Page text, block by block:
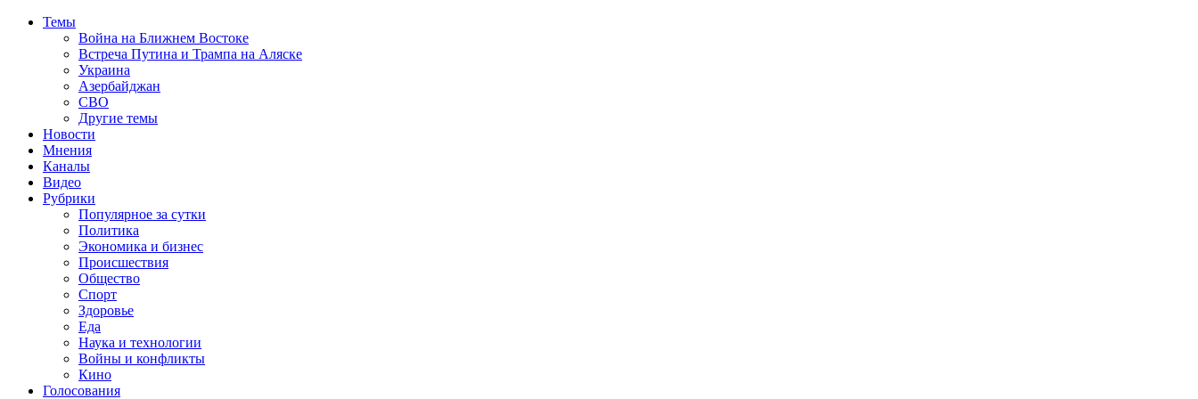
Темы
Война на Ближнем Востоке
Встреча Путина и Трампа на Аляске
Украина
Азербайджан
СВО
Другие темы
Новости
Мнения
Каналы
Видео
Рубрики
Популярное за сутки
Политика
Экономика и бизнес
Происшествия
Общество
Спорт
Здоровье
Еда
Наука и технологии
Войны и конфликты
Кино
Голосования